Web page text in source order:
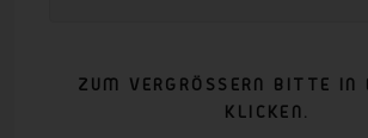
ZUM VERGRÖSSERN BITTE IN
KLICKEN.